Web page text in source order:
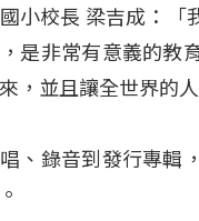
小校長 梁吉成：「
是非常有意義的教
，並且讓全世界的
、錄音到發行專輯